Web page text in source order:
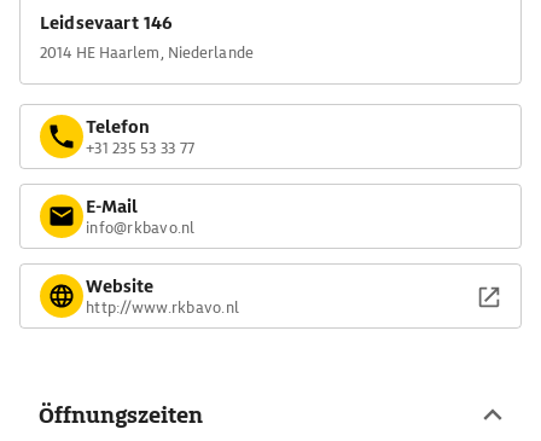
Leidsevaart 146
2014 HE Haarlem, Niederlande
Telefon
+31 235 53 33 77
E-Mail
info@rkbavo.nl
Website
http://www.rkbavo.nl
Öffnungszeiten